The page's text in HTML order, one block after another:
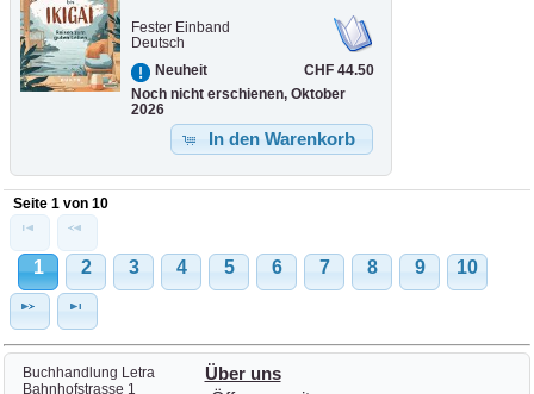
Fester Einband
Deutsch
Neuheit
CHF 44.50
Noch nicht erschienen, Oktober
2026
In den Warenkorb
Seite 1 von 10
1 2 3 4 5 6 7 8 9 10
Buchhandlung Letra
Bahnhofstrasse 1
Über uns